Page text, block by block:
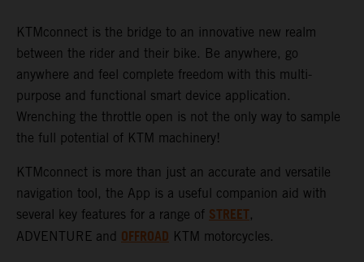
KTMconnect is the bridge to an innovative new realm
between the rider and their bike. Be anywhere, go
anywhere and feel complete freedom with this multi-
purpose and functional smart device application.
Wrenching the throttle open is not the only way to sample
the full potential of KTM machinery!
KTMconnect is more than just an accurate and versatile
navigation tool, the App is a useful companion aid with
several key features for a range of STREET,
ADVENTURE and OFFROAD KTM motorcycles.